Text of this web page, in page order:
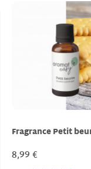
Fragrance Petit
8,99 €